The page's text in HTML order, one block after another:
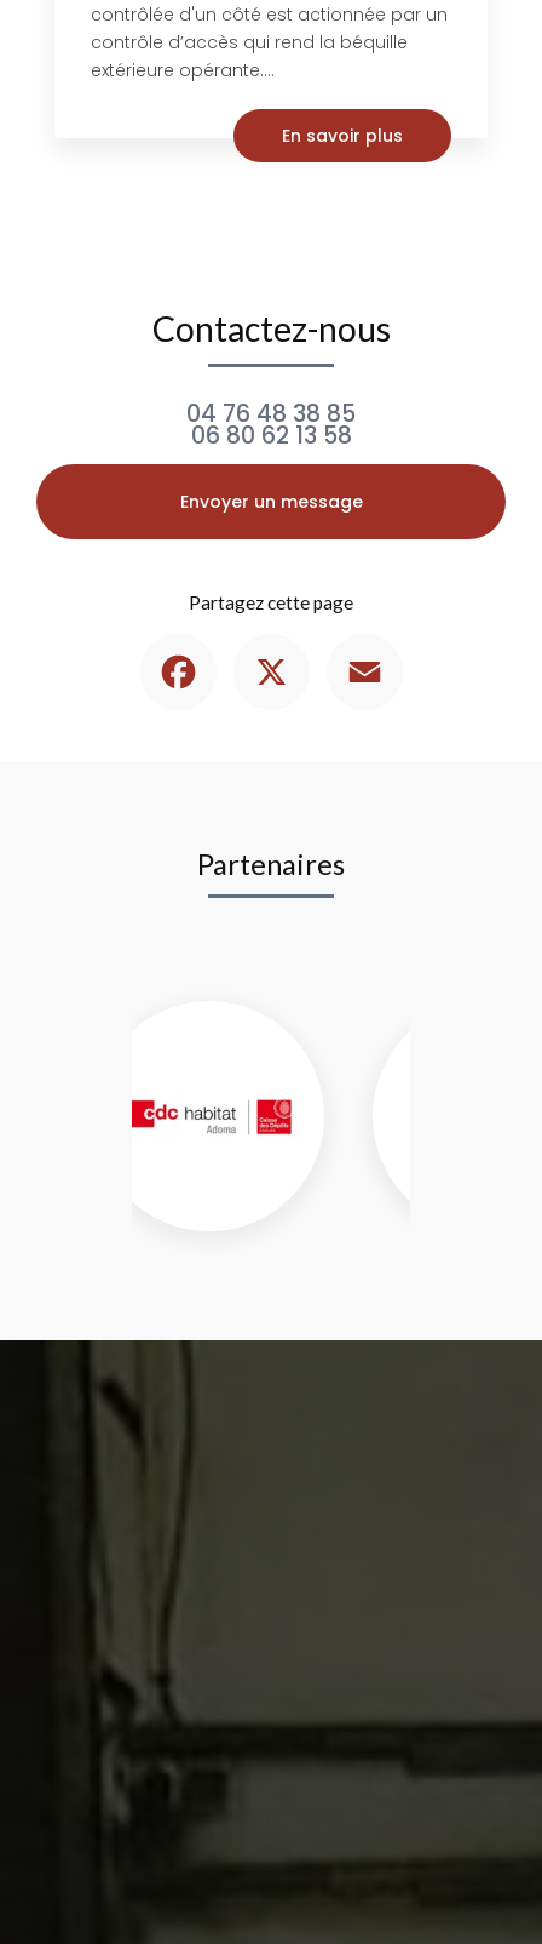
contrôlée d'un côté est actionnée par un
contrôle d’accès qui rend la béquille
extérieure opérante....
En savoir plus
Contactez-nous
04 76 48 38 85
06 80 62 13 58
Envoyer un message
Partagez cette page
Partenaires